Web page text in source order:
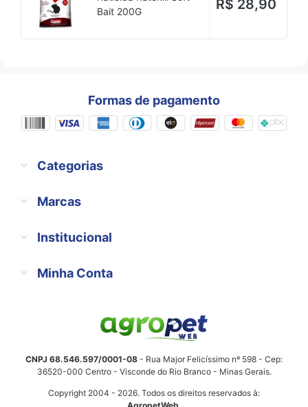
Bait 200G
R$ 28,90
Formas de pagamento
Categorias
Marcas
Institucional
Minha Conta
CNPJ 68.546.597/0001-08 - Rua Major Felicíssimo nº 598 - Cep:
36520-000 Centro - Visconde do Rio Branco - Minas Gerais.
Copyright 2004 - 2026. Todos os direitos reservados à: